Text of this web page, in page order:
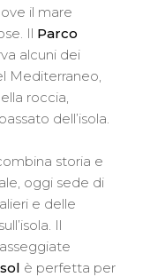
il mare
Il Parco
alcuni dei
Mediterraneo,
roccia,
dell’isola.
storia e
oggi sede di
e delle
Il
è perfetta per